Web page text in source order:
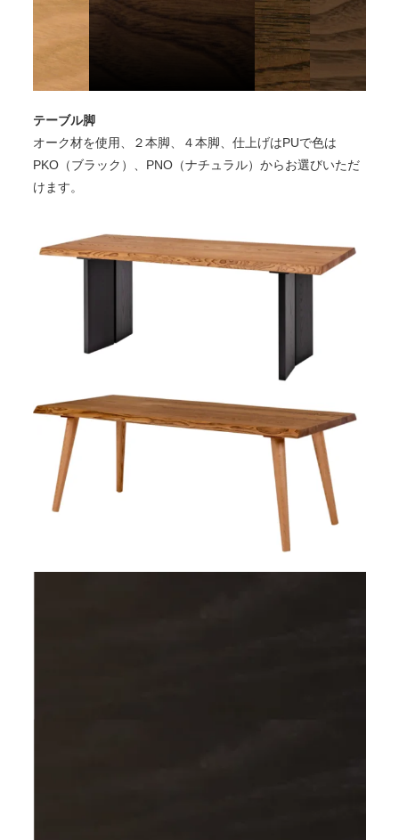
テーブル脚
オーク材を使用、２本脚、４本脚、仕上げはPUで色は
PKO（ブラック）、PNO（ナチュラル）からお選びいただ
けます。